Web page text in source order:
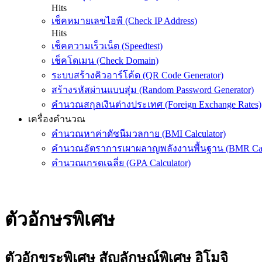
Hits
เช็คหมายเลขไอพี (Check IP Address)
Hits
เช็คความเร็วเน็ต (Speedtest)
เช็คโดเมน (Check Domain)
ระบบสร้างคิวอาร์โค้ด (QR Code Generator)
สร้างรหัสผ่านแบบสุ่ม (Random Password Generator)
คำนวณสกุลเงินต่างประเทศ (Foreign Exchange Rates)
เครื่องคำนวณ
คำนวณหาค่าดัชนีมวลกาย (BMI Calculator)
คำนวณอัตราการเผาผลาญพลังงานพื้นฐาน (BMR
คำนวณเกรดเฉลี่ย (GPA Calculator)
ตัวอักษรพิเศษ
ตัวอักขระพิเศษ สัญลักษณ์พิเศษ อิโมจิ